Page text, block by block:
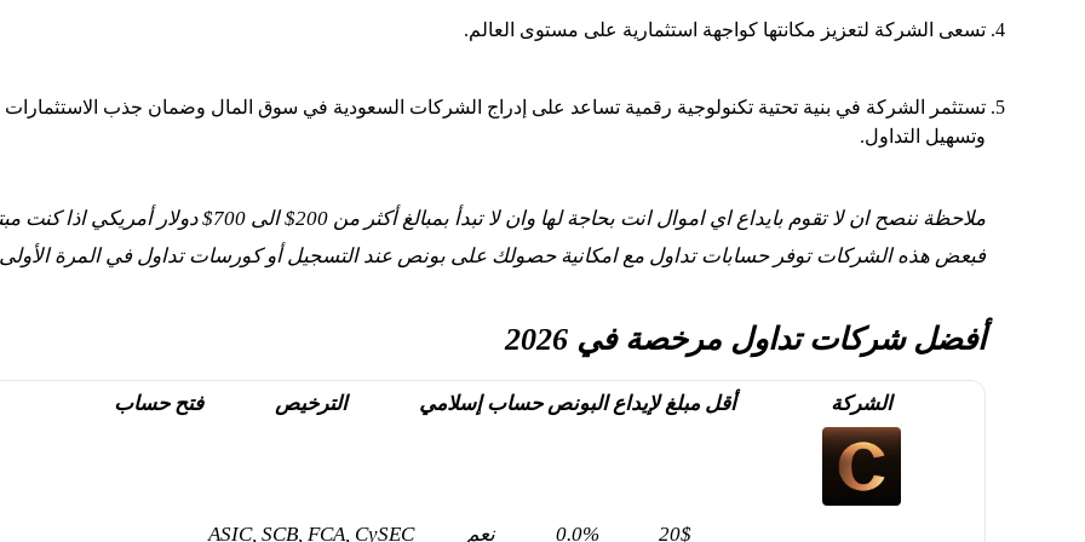
تسعى الشركة لتعزيز مكانتها كواجهة استثمارية على مستوى العالم.
تستثمر الشركة في بنية تحتية تكنولوجية رقمية تساعد على إدراج الشركات السعودية في سوق المال وضمان جذب الاستثمارات
وتسهيل التداول.
ملاحظة ننصح ان لا تقوم بايداع اي اموال انت بحاجة لها وان لا تبدأ بمبالغ أكثر من 200$ الى 700$ دولار
فبعض هذه الشركات توفر حسابات تداول مع امكانية حصولك على بونص عند التسجيل أو كورسات تداول في المرة
أفضل شركات تداول مرخصة في 2026
الشركة أقل مبلغ لإيداع البونص حساب إسلامي الترخيص فتح حساب
20$
0.0% نعم ASIC, SCB, FCA, CySEC